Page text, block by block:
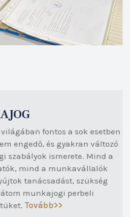
fontos a sok esetben
engedő, és gyakran változó
szabályok ismerete. Mind a
mind a munkavállalók
tanácsadást, szükség
munkajogi perbeli
Tovább>>